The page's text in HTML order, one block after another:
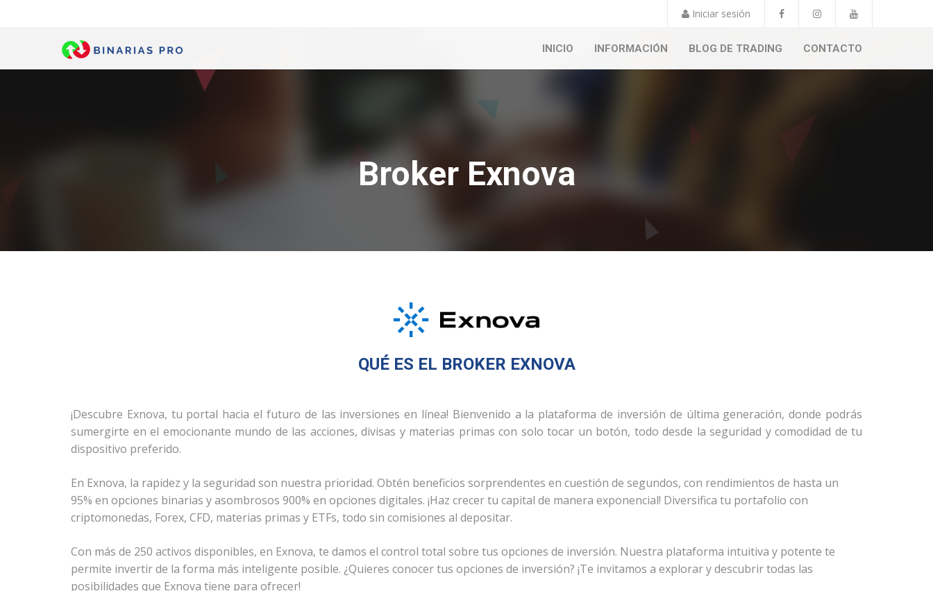
Iniciar sesión
INICIO INFORMACIÓN BLOG DE TRADING CONTACTO
Broker Exnova
QUÉ ES EL BROKER EXNOVA
¡Descubre Exnova, tu portal hacia el futuro de las inversiones en línea! Bienvenido a la plataforma de inversión de última generación, donde podrás
sumergirte en el emocionante mundo de las acciones, divisas y materias primas con solo tocar un botón, todo desde la seguridad y comodidad de tu
dispositivo preferido.
En Exnova, la rapidez y la seguridad son nuestra prioridad. Obtén beneficios sorprendentes en cuestión de segundos, con rendimientos de hasta un
95% en opciones binarias y asombrosos 900% en opciones digitales. ¡Haz crecer tu capital de manera exponencial! Diversifica tu portafolio con
criptomonedas, Forex, CFD, materias primas y ETFs, todo sin comisiones al depositar.
Con más de 250 activos disponibles, en Exnova, te damos el control total sobre tus opciones de inversión. Nuestra plataforma intuitiva y potente te
permite invertir de la forma más inteligente posible. ¿Quieres conocer tus opciones de inversión? ¡Te invitamos a explorar y descubrir todas las
posibilidades que Exnova tiene para ofrecer!